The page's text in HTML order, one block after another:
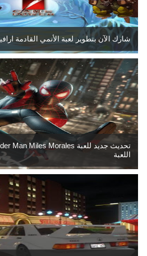
شارك الآن بتطوير لعبة الأنمي القادمة
اللعبة